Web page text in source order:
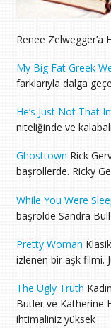
Renee Zelwegger’a
My Big Fat Greek
farklarıyla dalga
He’s Just Not That
niteliğinde ve
Ghosttown Rick
başrollerde. Ricky
While You Were
başrolde Sandra
Pretty Woman
izlenen bir aşk filmi.
The Ugly Truth
Butler ve Katherine
ihtimaliniz yüksek